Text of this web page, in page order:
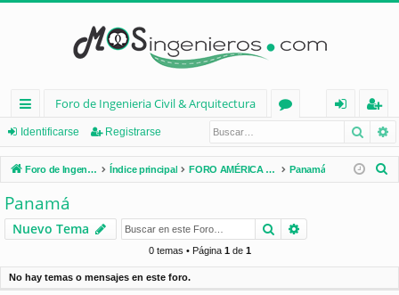
nl
ac
es
rá
pi
d
Foro de Ingenieria Civil & Arquitectura
os
nt
ifi
e
eg
ist
ra
Identificarse Registrarse
Foro de Ingenieria Civil & Arquitectura Índice principal FORO AMÉRICA LATINA Panamá
r
Panamá
Nuevo Tema Buscar
0 temas • Página 1de 1
No hay temas o mensajes en este foro.